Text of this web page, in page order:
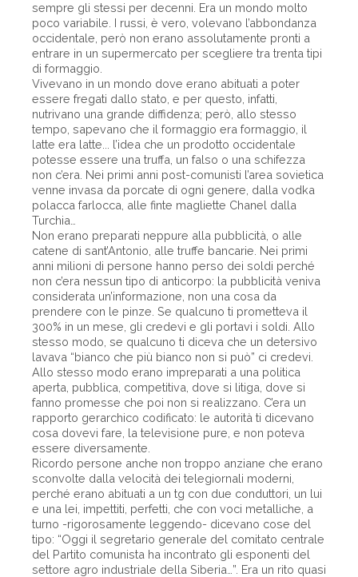
sempre gli stessi per decenni. Era un mondo molto
poco variabile. I russi, è vero, volevano l’abbondanza
occidentale, però non erano assolutamente pronti a
entrare in un supermercato per scegliere tra trenta tipi
di formaggio.
Vivevano in un mondo dove erano abituati a poter
essere fregati dallo stato, e per questo, infatti,
nutrivano una grande diffidenza; però, allo stesso
tempo, sapevano che il formaggio era formaggio, il
latte era latte... l’idea che un prodotto occidentale
potesse essere una truffa, un falso o una schifezza
non c’era. Nei primi anni post-comunisti l’area sovietica
venne invasa da porcate di ogni genere, dalla vodka
polacca farlocca, alle finte magliette Chanel dalla
Turchia…
Non erano preparati neppure alla pubblicità, o alle
catene di sant’Antonio, alle truffe bancarie. Nei primi
anni milioni di persone hanno perso dei soldi perché
non c’era nessun tipo di anticorpo: la pubblicità veniva
considerata un’informazione, non una cosa da
prendere con le pinze. Se qualcuno ti prometteva il
300% in un mese, gli credevi e gli portavi i soldi. Allo
stesso modo, se qualcuno ti diceva che un detersivo
lavava “bianco che più bianco non si può” ci credevi.
Allo stesso modo erano impreparati a una politica
aperta, pubblica, competitiva, dove si litiga, dove si
fanno promesse che poi non si realizzano. C’era un
rapporto gerarchico codificato: le autorità ti dicevano
cosa dovevi fare, la televisione pure, e non poteva
essere diversamente.
Ricordo persone anche non troppo anziane che erano
sconvolte dalla velocità dei telegiornali moderni,
perché erano abituati a un tg con due conduttori, un lui
e una lei, impettiti, perfetti, che con voci metalliche, a
turno -rigorosamente leggendo- dicevano cose del
tipo: “Oggi il segretario generale del comitato centrale
del Partito comunista ha incontrato gli esponenti del
settore agro industriale della Siberia…”. Era un rito quasi